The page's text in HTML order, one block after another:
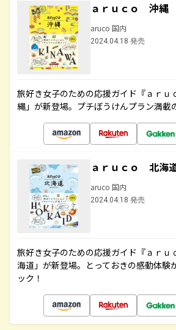
ａｒｕｃｏ 沖縄
aruco 国内
2024.04.18 発売
旅好き女子のための応援ガイド『ａｒｕ
縄」が新登場。プチぼうけんプラン満載
ａｒｕｃｏ 北海
aruco 国内
2024.04.18 発売
旅好き女子のための応援ガイド『ａｒｕ
海道」が新登場。とっておきの感動体験
ック！